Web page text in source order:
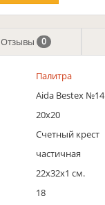
Отзывы 0
Палитра
Aida Bestex №14
20х20
Счетный крест
частичная
22x32x1 см.
18